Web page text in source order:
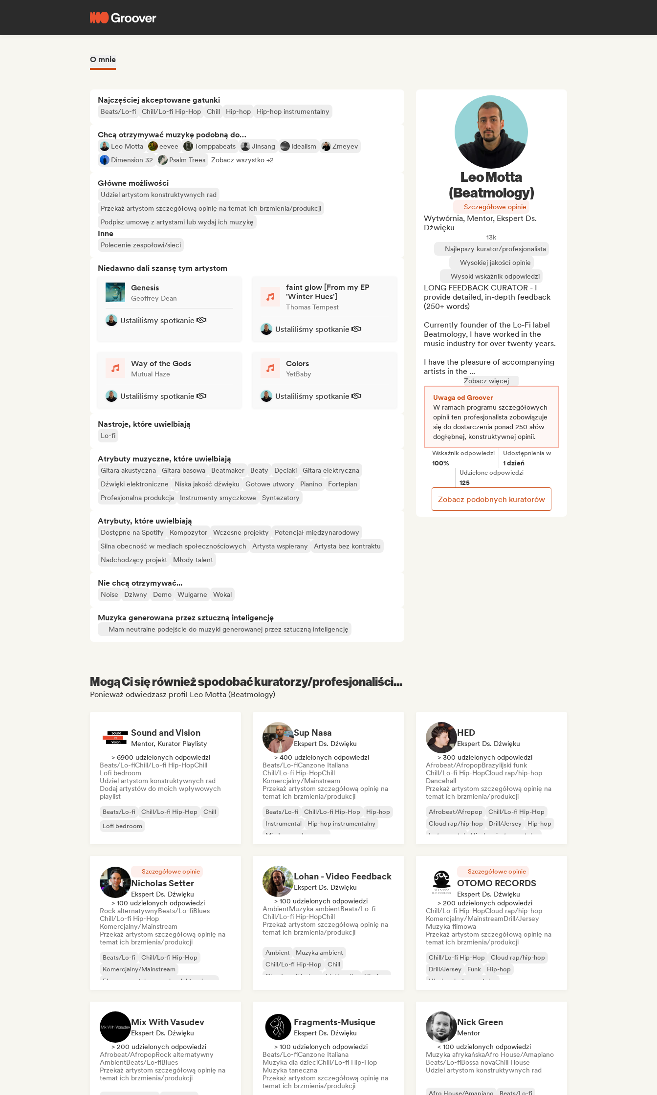
O mnie
Najczęściej akceptowane gatunki
Beats/Lo-fi Chill/Lo-fi Hip-Hop Chill Hip-hop Hip-hop instrumentalny
Chcą otrzymywać muzykę podobną do…
Leo Motta eevee Tomppabeats Jinsang Idealism
Zmeyev
Dimension 32
Psalm Trees Zobacz wszystko +2
Główne możliwości
Udziel artystom konstruktywnych rad
Przekaż artystom szczegółową opinię na temat ich brzmienia/produkcji
Podpisz umowę z artystami lub wydaj ich muzykę
Inne
Polecenie zespołowi/sieci
Niedawno dali szansę tym artystom
Genesis
Geoffrey Dean
Ustaliliśmy spotkanie
faint glow [From my EP
'Winter Hues']
Thomas Tempest
Ustaliliśmy spotkanie
Way of the Gods
Mutual Haze
Ustaliliśmy spotkanie
Colors
YetBaby
Ustaliliśmy spotkanie
Nastroje, które uwielbiają
Lo-fi
Atrybuty muzyczne, które uwielbiają
Gitara akustyczna Gitara basowa Beatmaker Beaty Dęciaki
Gitara elektryczna
Dźwięki elektroniczne
Niska jakość dźwięku Gotowe utwory Pianino
Fortepian
Profesjonalna produkcja
Instrumenty smyczkowe Syntezatory
Atrybuty, które uwielbiają
Dostępne na Spotify Kompozytor Wczesne projekty
Potencjał międzynarodowy
Silna obecność w mediach społecznościowych
Artysta wspierany
Artysta bez kontraktu
Nadchodzący projekt
Młody talent
Nie chcą otrzymywać...
Noise Dziwny Demo Wulgarne Wokal
Muzyka generowana przez sztuczną inteligencję
Mam neutralne podejście do muzyki generowanej przez sztuczną inteligencję
Leo Motta
(Beatmology)
Szczegółowe opinie
Wytwórnia, Mentor, Ekspert Ds.
Dźwięku
13k
Najlepszy kurator/profesjonalista
Wysokiej jakości opinie
Wysoki wskaźnik odpowiedzi
LONG FEEDBACK CURATOR - I
provide detailed, in-depth feedback
(250+ words)
Currently founder of the Lo-Fi label
Beatmology, I have worked in the
music industry for over twenty years.
I have the pleasure of accompanying
artists in the ...
Zobacz więcej
Uwaga od Groover
W ramach programu szczegółowych
opinii ten profesjonalista zobowiązuje
się do dostarczenia ponad 250 słów
dogłębnej, konstruktywnej opinii.
Wskaźnik odpowiedzi
100%
Udostępnienia w
1 dzień
Udzielone odpowiedzi
125
Zobacz podobnych kuratorów
Mogą Ci się również spodobać kuratorzy/profesjonaliści...
Ponieważ odwiedzasz profil Leo Motta (Beatmology)
Sound and Vision
Mentor, Kurator Playlisty
> 6900 udzielonych odpowiedzi
Beats/Lo-fiChill/Lo-fi Hip-HopChill
Lofi bedroom
Udziel artystom konstruktywnych rad
Dodaj artystów do moich wpływowych
playlist
Beats/Lo-fi Chill/Lo-fi Hip-Hop
Chill
Lofi bedroom
Sup Nasa
Ekspert Ds. Dźwięku
> 400 udzielonych odpowiedzi
Beats/Lo-fiCanzone Italiana
Chill/Lo-fi Hip-HopChill
Komercjalny/Mainstream
Przekaż artystom szczegółową opinię na
temat ich brzmienia/produkcji
Beats/Lo-fi Chill/Lo-fi Hip-Hop
Hip-hop
Instrumental
Hip-hop instrumentalny
Międzynarodowy rap
HED
Ekspert Ds. Dźwięku
> 300 udzielonych odpowiedzi
Afrobeat/AfropopBrazylijski funk
Chill/Lo-fi Hip-HopCloud rap/hip-hop
Dancehall
Przekaż artystom szczegółową opinię na
temat ich brzmienia/produkcji
Afrobeat/Afropop
Chill/Lo-fi Hip-Hop
Cloud rap/hip-hop
Drill/Jersey
Hip-hop
Instrumental
Hip-hop instrumentalny
Szczegółowe opinie
Nicholas Setter
Ekspert Ds. Dźwięku
> 100 udzielonych odpowiedzi
Rock alternatywnyBeats/Lo-fiBlues
Chill/Lo-fi Hip-Hop
Komercjalny/Mainstream
Przekaż artystom szczegółową opinię na
temat ich brzmienia/produkcji
Beats/Lo-fi
Chill/Lo-fi Hip-Hop
Komercjalny/Mainstream
Eksperymentalna muzyka elektroniczna
Lohan - Video Feedback
Ekspert Ds. Dźwięku
> 100 udzielonych odpowiedzi
AmbientMuzyka ambientBeats/Lo-fi
Chill/Lo-fi Hip-HopChill
Przekaż artystom szczegółową opinię na
temat ich brzmienia/produkcji
Ambient
Muzyka ambient
Chill/Lo-fi Hip-Hop
Chill
Cloud rap/hip-hop
Elektronika
Hip-hop
Szczegółowe opinie
OTOMO RECORDS
Ekspert Ds. Dźwięku
> 200 udzielonych odpowiedzi
Chill/Lo-fi Hip-HopCloud rap/hip-hop
Komercjalny/MainstreamDrill/Jersey
Muzyka filmowa
Przekaż artystom szczegółową opinię na
temat ich brzmienia/produkcji
Chill/Lo-fi Hip-Hop
Cloud rap/hip-hop
Drill/Jersey
Funk
Hip-hop
Hip-hop instrumentalny
Mix With Vasudev
Ekspert Ds. Dźwięku
> 200 udzielonych odpowiedzi
Afrobeat/AfropopRock alternatywny
AmbientBeats/Lo-fiBlues
Przekaż artystom szczegółową opinię na
temat ich brzmienia/produkcji
Fragments-Musique
Ekspert Ds. Dźwięku
> 100 udzielonych odpowiedzi
Beats/Lo-fiCanzone Italiana
Muzyka dla dzieciChill/Lo-fi Hip-Hop
Muzyka taneczna
Przekaż artystom szczegółową opinię na
temat ich brzmienia/produkcji
Nick Green
Mentor
< 100 udzielonych odpowiedzi
Muzyka afrykańskaAfro House/Amapiano
Beats/Lo-fiBossa novaChill House
Udziel artystom konstruktywnych rad
Afro House/Amapiano Beats/Lo-fi